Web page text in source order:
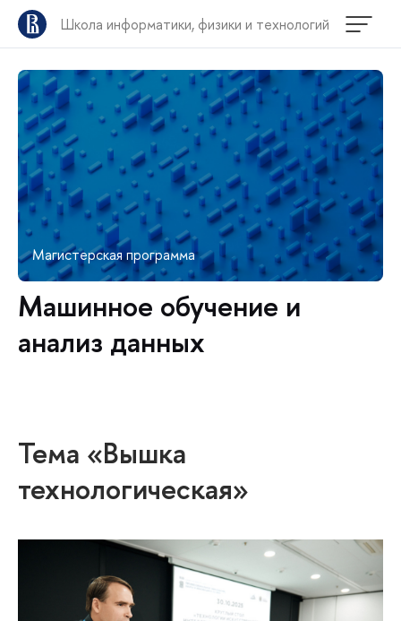
Школа информатики, физики и технологий
Магистерская программа
Машинное обучение и
анализ данных
Тема «Вышка
технологическая»